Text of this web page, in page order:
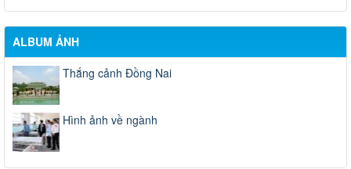
ALBUM ẢNH
Thắng cảnh Đồng Nai
Hình ảnh về ngành